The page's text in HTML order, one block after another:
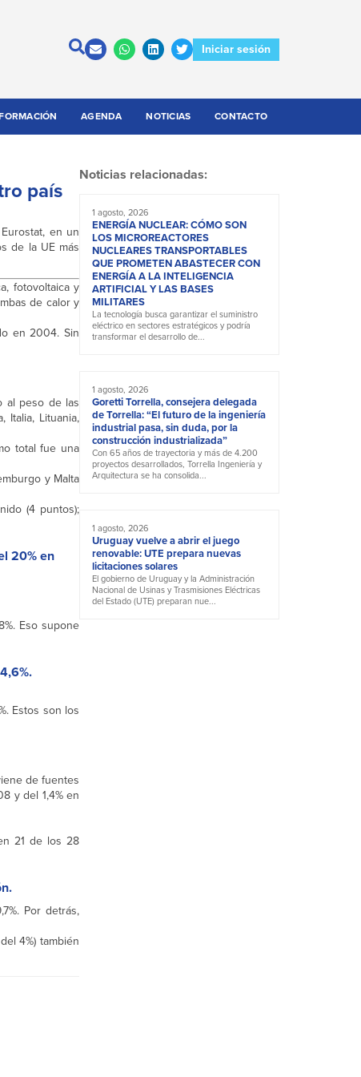
Iniciar sesión
AGENDA NOTICIAS CONTACTO
país
en un
de la UE más
fotovoltaica y
de calor y
en 2004. Sin
al peso de las
Italia, Lituania,
total fue una
y Malta
(4 puntos);
20% en
Eso supone
Estos son los
de fuentes
y del 1,4% en
21 de los 28
Por detrás,
4%) también
Noticias relacionadas:
1 agosto, 2026
ENERGÍA NUCLEAR: CÓMO SON
LOS MICROREACTORES
NUCLEARES TRANSPORTABLES
QUE PROMETEN ABASTECER CON
ENERGÍA A LA INTELIGENCIA
ARTIFICIAL Y LAS BASES
MILITARES
La tecnología busca garantizar el suministro
eléctrico en sectores estratégicos y podría
transformar el desarrollo de...
1 agosto, 2026
Goretti Torrella, consejera delegada
de Torrella: “El futuro de la ingeniería
industrial pasa, sin duda, por la
construcción industrializada”
Con 65 años de trayectoria y más de 4.200
proyectos desarrollados, Torrella Ingeniería y
Arquitectura se ha consolida...
1 agosto, 2026
Uruguay vuelve a abrir el juego
renovable: UTE prepara nuevas
licitaciones solares
El gobierno de Uruguay y la Administración
Nacional de Usinas y Trasmisiones Eléctricas
del Estado (UTE) preparan nue...